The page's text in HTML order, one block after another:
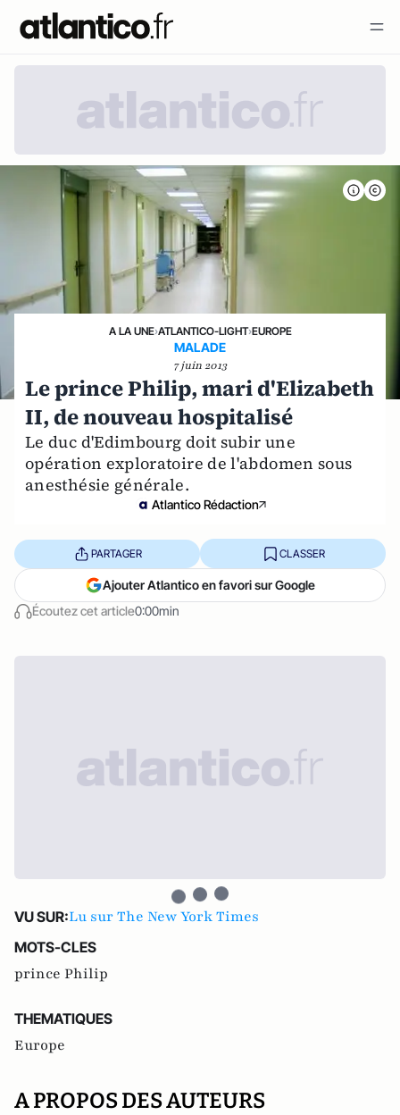
A LA UNE›ATLANTICO-LIGHT›EUROPE
MALADE
7 juin 2013
Le prince Philip, mari d'Elizabeth
II, de nouveau hospitalisé
Le duc d'Edimbourg doit subir une
opération exploratoire de l'abdomen sous
anesthésie générale.
Atlantico Rédaction
Écoutez cet article0:00min
PARTAGER CLASSER
Ajouter Atlantico en favori sur Google
VU SUR:Lu sur The New York Times
MOTS-CLES
prince Philip
THEMATIQUES
Europe
A PROPOS DES AUTEURS